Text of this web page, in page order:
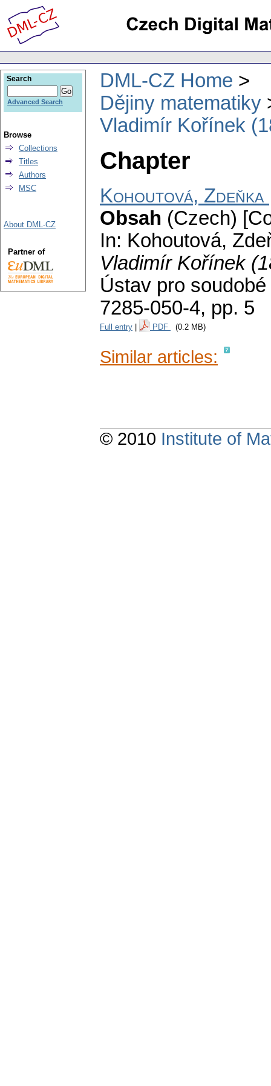
DML-CZ Home
Dějiny matematiky
Vladimír Kořínek
Chapter
Kohoutová, Zdeňka
Obsah (Czech)
In: Kohoutová,
Vladimír Kořínek
Ústav pro
7285-050-4, pp. 5
Full entry PDF (0.2 MB)
Similar articles:
Search
Advanced Search
Browse
Collections
Titles
Authors
MSC
About DML-CZ
Partner of
© 2010 Institute of